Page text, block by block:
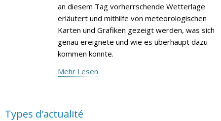
an diesem Tag vorherrschende Wetterlage
erläutert und mithilfe von meteorologischen
Karten und Grafiken gezeigt werden, was sich
genau ereignete und wie es überhaupt dazu
kommen konnte.
Mehr Lesen
Types d'actualité